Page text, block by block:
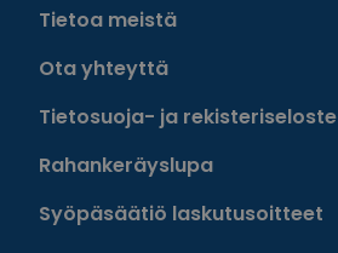
Tietoa meistä
Ota yhteyttä
Tietosuoja- ja rekisteriseloste
Rahankeräyslupa
Syöpäsäätiö laskutusoitteet